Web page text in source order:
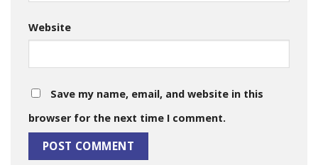
Website
Save my name, email, and website in this
browser for the next time I comment.